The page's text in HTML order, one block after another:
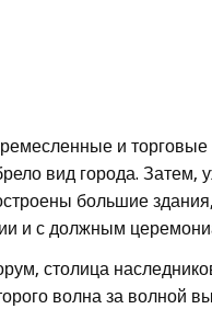
и
вид города. Затем,
большие
и с должным
столица
волна за волной